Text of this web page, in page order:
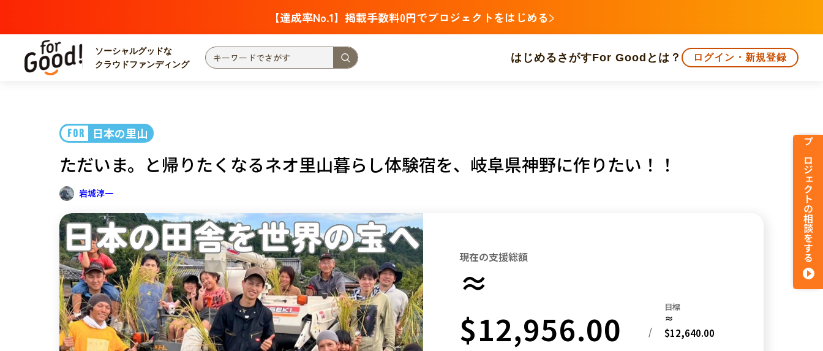
【達成率No.1】掲載手数料0円でプロジェクトをはじめる
ソーシャルグッドな
クラウドファンディング
はじめる さがすFor Goodとは？ ログイン・新規登録
カテゴリーからさがす
災害
社会貢献
地域からさがす
関東 茨城 栃木 群馬 埼玉 千葉
中部 新潟 富山 石川 福井 山梨
近畿 三重 滋賀 京都 大阪 兵庫
中国 鳥取 島根 岡山 広島 山口
四国 徳島 香川 愛媛 高知
九州・沖縄 福岡 佐賀 長崎 熊本 大分 鹿児島 沖縄
FOR 日本の里山
ただいま。と帰りたくなるネオ里山暮らし体験宿を、岐阜県神野に作りたい！！
岩城淳一
現在の支援総額
≈
$12,956.00
/
目標
≈
$12,640.00
プロジェクトの相談をする